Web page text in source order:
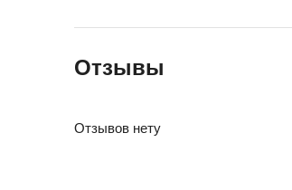
Отзывы
Отзывов нету